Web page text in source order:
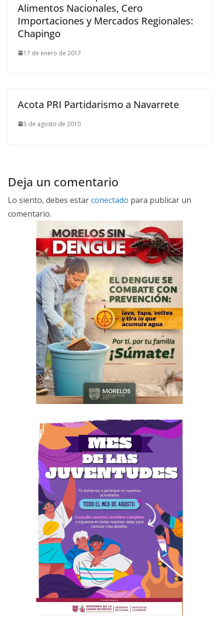
Alimentos Nacionales, Cero
Importaciones y Mercados Regionales:
Chapingo
17 de enero de 2017
Acota PRI Partidarismo a Navarrete
5 de agosto de 2010
Deja un comentario
Lo siento, debes estarconectado para publicar un
comentario.